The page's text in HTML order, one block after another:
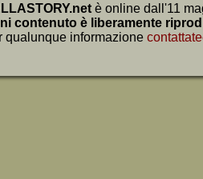
è online dall'11
contenuto è liberamente
qualunque informazione